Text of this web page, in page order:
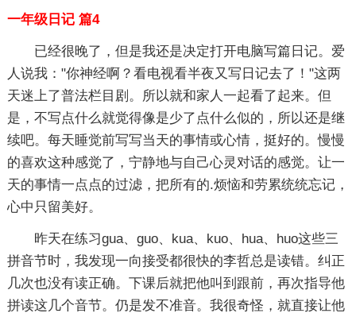
一年级日记 篇4
已经很晚了，但是我还是决定打开电脑写篇日记。爱
人说我："你神经啊？看电视看半夜又写日记去了！"这两
天迷上了普法栏目剧。所以就和家人一起看了起来。但
是，不写点什么就觉得像是少了点什么似的，所以还是继
续吧。每天睡觉前写写当天的事情或心情，挺好的。慢慢
的喜欢这种感觉了，宁静地与自己心灵对话的感觉。让一
天的事情一点点的过滤，把所有的.烦恼和劳累统统忘记，
心中只留美好。
昨天在练习gua、guo、kua、kuo、hua、huo这些三
拼音节时，我发现一向接受都很快的李哲总是读错。纠正
几次也没有读正确。下课后就把他叫到跟前，再次指导他
拼读这几个音节。仍是发不准音。我很奇怪，就直接让他